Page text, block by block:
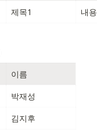
제목1 내
이름
박재성
김지후